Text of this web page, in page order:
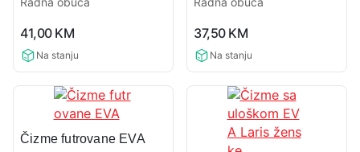
rating
41,00 KM
Na stanju
rating
37,50 KM
Na stanju
Čizme futrovane EVA